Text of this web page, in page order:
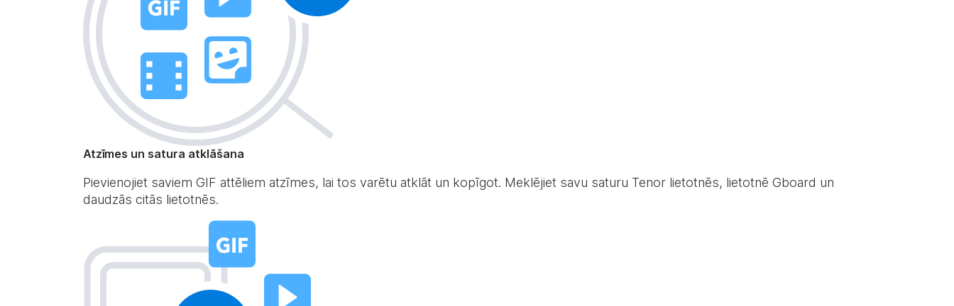
Atzīmes un satura atklāšana
Pievienojiet saviem GIF attēliem atzīmes, lai tos varētu atklāt un kopīgot. Meklējiet savu saturu Tenor lietotnēs, lietotnē Gboard un
daudzās citās lietotnēs.